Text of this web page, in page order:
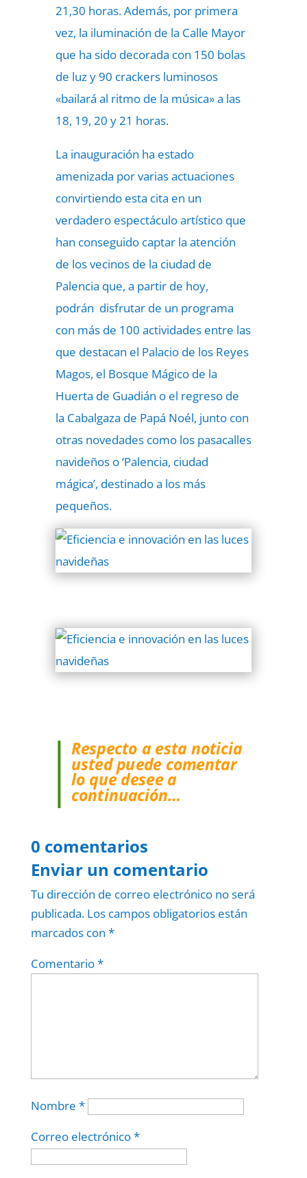
21,30 horas. Además, por primera
vez, la iluminación de la Calle Mayor
que ha sido decorada con 150 bolas
de luz y 90 crackers luminosos
«bailará al ritmo de la música» a las
18, 19, 20 y 21 horas.
La inauguración ha estado
amenizada por varias actuaciones
convirtiendo esta cita en un
verdadero espectáculo artístico que
han conseguido captar la atención
de los vecinos de la ciudad de
Palencia que, a partir de hoy,
podrán disfrutar de un programa
con más de 100 actividades entre las
que destacan el Palacio de los Reyes
Magos, el Bosque Mágico de la
Huerta de Guadián o el regreso de
la Cabalgaza de Papá Noél, junto con
otras novedades como los pasacalles
navideños o ‘Palencia, ciudad
mágica’, destinado a los más
pequeños.
Respecto a esta noticia
usted puede comentar
lo que desee a
continuación…
0 comentarios
Enviar un comentario
Tu dirección de correo electrónico no será
publicada. Los campos obligatorios están
marcados con *
Comentario*
Nombre *
Correo electrónico*